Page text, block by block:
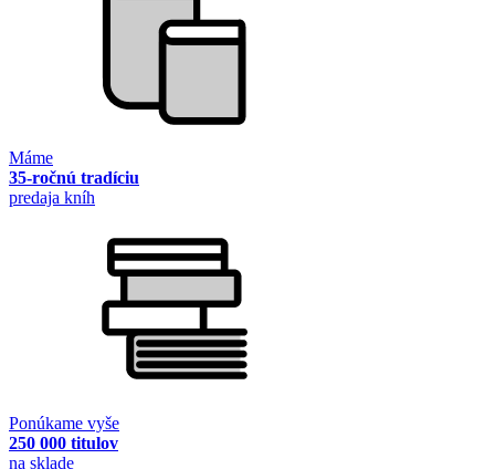
Máme
35-ročnú tradíciu
predaja kníh
Ponúkame vyše
250 000 titulov
na sklade